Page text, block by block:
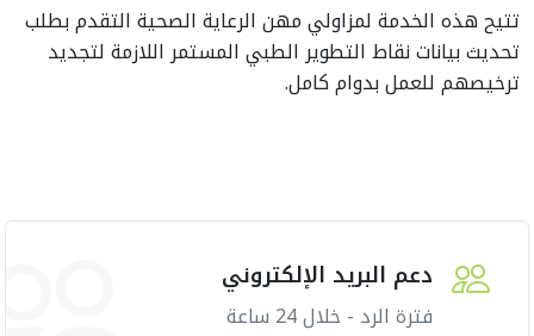
تتيح هذه الخدمة لمزاولي مهن الرعاية الصحية التقدم بطلب
تحديث بيانات نقاط التطوير الطبي المستمر اللازمة لتجديد
ترخيصهم للعمل بدوام كامل.
دعم البريد الإلكتروني
فترة الرد - خلال 24 ساعة